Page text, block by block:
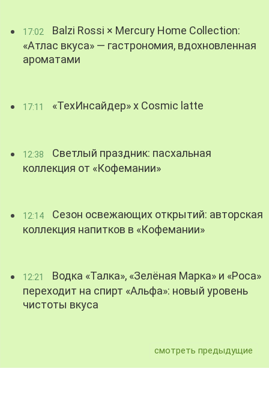
17:02
Balzi Rossi × Mercury Home Collection:
«Атлас вкуса» — гастрономия, вдохновленная
ароматами
17:11 «ТехИнсайдер» х Cosmic latte
12:38
Светлый праздник: пасхальная
коллекция от «Кофемании»
12:14
Сезон освежающих открытий: авторская
коллекция напитков в «Кофемании»
12:21
Водка «Талка», «Зелёная Марка» и «Роса»
переходит на спирт «Альфа»: новый уровень
чистоты вкуса
смотреть предыдущие